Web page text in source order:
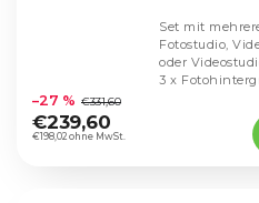
durchschnittliche
Produktbewertung
ist
€198,02 ohne MwSt.
–27 % €331,60
€239,60
Set mit
Fotostudio,
oder
3 x